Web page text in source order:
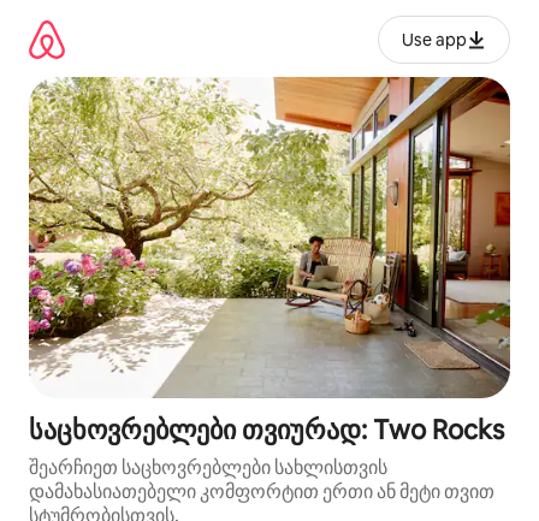
გადასვლა
Use app
საცხოვრებლები თვიურად: Two Rocks
შეარჩიეთ საცხოვრებლები სახლისთვის
დამახასიათებელი კომფორტით ერთი ან მეტი თვით
სტუმრობისთვის.